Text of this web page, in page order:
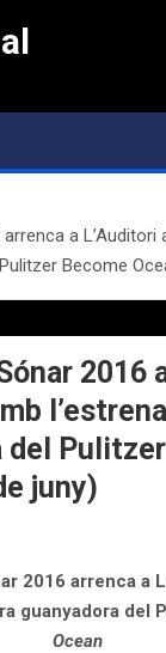
a L’Auditori
Become
2016
del
juny)
2016 arrenca a
guanyadora del
Ocean